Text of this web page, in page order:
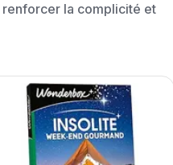
renforcer la complicité et